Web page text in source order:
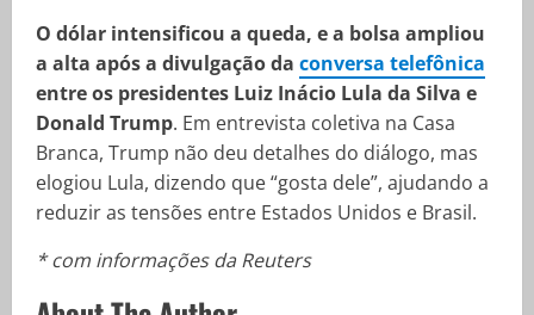
O dólar intensificou a queda, e a bolsa ampliou
a alta após a divulgação da conversa telefônica
entre os presidentes Luiz Inácio Lula da Silva e
Donald Trump. Em entrevista coletiva na Casa
Branca, Trump não deu detalhes do diálogo, mas
elogiou Lula, dizendo que “gosta dele”, ajudando a
reduzir as tensões entre Estados Unidos e Brasil.
* com informações da Reuters